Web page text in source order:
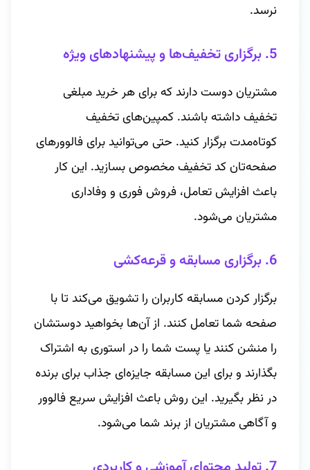
نرسد.
5. برگزاری تخفیف‌ها و پیشنهادهای ویژه
مشتریان دوست دارند که برای هر خرید مبلغی
تخفیف داشته باشند. کمپین‌های تخفیف
کوتاه‌مدت برگزار کنید. حتی می‌توانید برای فالوورهای
صفحه‌تان کد تخفیف مخصوص بسازید. این کار
باعث افزایش تعامل، فروش فوری و وفاداری
مشتریان می‌شود.
6. برگزاری مسابقه و قرعه‌کشی
برگزار کردن مسابقه کاربران را تشویق می‌کند تا با
صفحه شما تعامل کنند. از آن‌ها بخواهید دوستشان
را منشن کنند یا پست شما را در استوری به اشتراک
بگذارند و برای این مسابقه جایزه‌ای جذاب برای برنده
در نظر بگیرید. این روش باعث افزایش سریع فالوور
و آگاهی مشتریان از برند شما می‌شود.